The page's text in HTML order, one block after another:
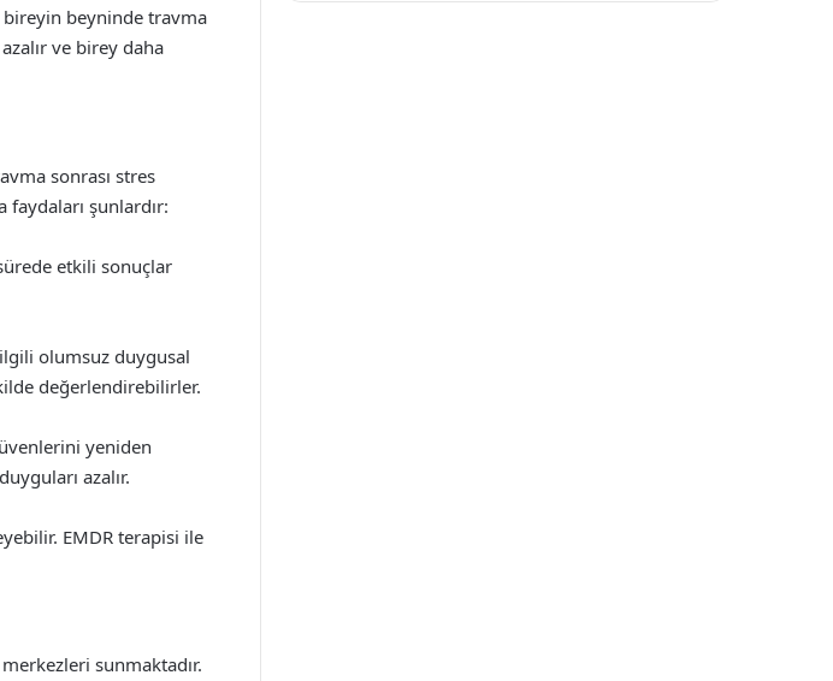
bireyin beyninde travma
ve birey daha
sonrası stres
şunlardır:
etkili sonuçlar
olumsuz duygusal
değerlendirebilirler.
yeniden
azalır.
EMDR terapisi ile
sunmaktadır.